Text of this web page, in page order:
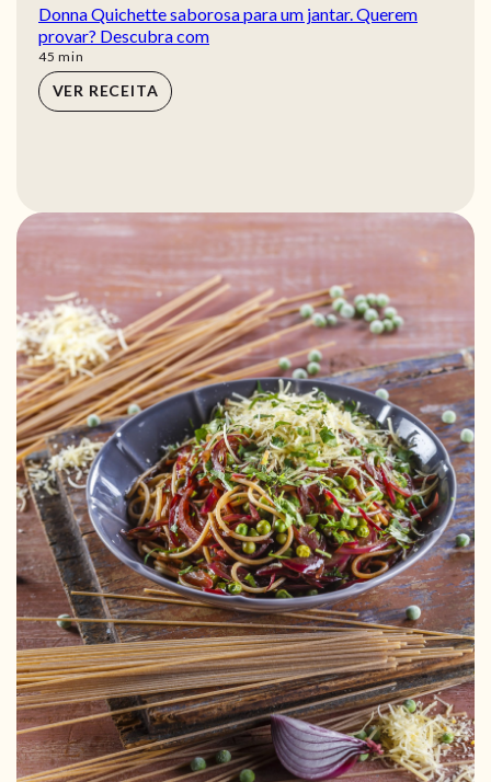
Donna Quichette saborosa para um jantar. Querem
provar? Descubra com
45 min
min
VER RECEITA